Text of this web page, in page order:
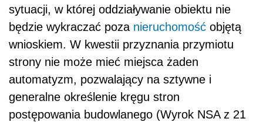
sytuacji, w której oddziaływanie obiektu nie
będzie wykraczać poza nieruchomość objętą
wnioskiem. W kwestii przyznania przymiotu
strony nie może mieć miejsca żaden
automatyzm, pozwalający na sztywne i
generalne określenie kręgu stron
postępowania budowlanego (Wyrok NSA z 21